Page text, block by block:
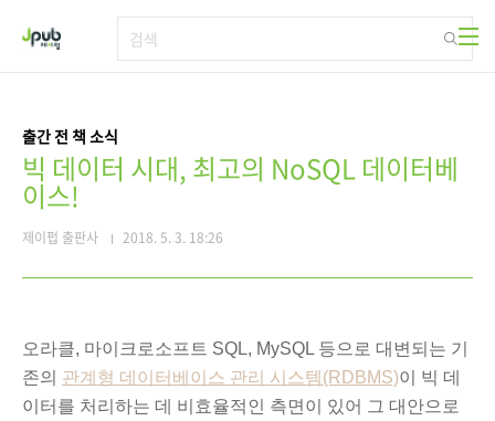
출간 전 책 소식
빅 데이터 시대, 최고의 NoSQL 데이터베
이스!
제이펍 출판사 2018. 5. 3. 18:26
오라클, 마이크로소프트 SQL, MySQL 등으로 대변되는 기
존의 관계형 데이터베이스 관리 시스템(RDBMS)이 빅 데
이터를 처리하는 데 비효율적인 측면이 있어 그 대안으로